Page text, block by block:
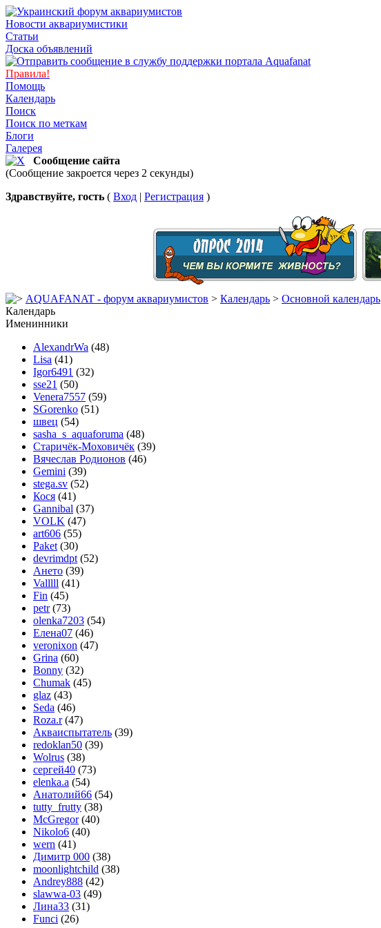
Новости аквариумистики
Статьи
Доска объявлений
Правила!
Помощь
Календарь
Поиск
Поиск по меткам
Блоги
Галерея
Сообщение сайта
(Сообщение закроется через 2 секунды)
Здравствуйте, гость ( Вход | Регистрация )
AQUAFANAT - форум аквариумистов > Календарь > Основной календарь
Календарь
Именинники
AlexandrWa (48)
Lisa (41)
Igor6491 (32)
sse21 (50)
Venera7557 (59)
SGorenko (51)
швец (54)
sasha_s_aquaforuma (48)
Старичёк-Моховичёк (39)
Вячеслав Родионов (46)
Gemini (39)
stega.sv (52)
Кося (41)
Gannibal (37)
VOLK (47)
art606 (55)
Paket (30)
devrimdpt (52)
Ането (39)
Valllll (41)
Fin (45)
petr(73)
olenka7203 (54)
Елена07 (46)
veronixon (47)
Grina (60)
Bonny (32)
Chumak (45)
glaz (43)
Seda (46)
Roza.r(47)
Акваиспытатель (39)
redoklan50 (39)
Wolrus (38)
сергей40 (73)
elenka.a (54)
Анатолий66 (54)
tutty_frutty (38)
McGregor(40)
Nikolo6 (40)
wern (41)
Димитр 000 (38)
moonlightchild (38)
Andrey888 (42)
slawwa-03 (49)
Лина33 (31)
Funci (26)